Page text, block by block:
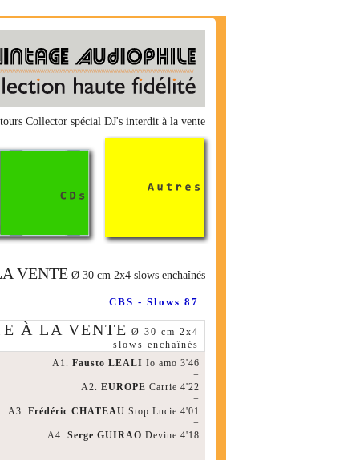
Collector spécial DJ's interdit à la vente
VENTE Ø 30 cm 2x4 slows enchaînés
CBS - Slows 87
À LA VENTE Ø 30 cm 2x4
slows enchaînés
A1. Fausto LEALI Io amo 3'46
+
A2. EUROPE Carrie 4'22
+
A3. Frédéric CHATEAU Stop Lucie 4'01
+
A4. Serge GUIRAO Devine 4'18